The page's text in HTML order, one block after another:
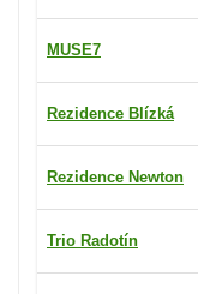
MUSE7
Rezidence Blízká
Rezidence Newton
Trio Radotín